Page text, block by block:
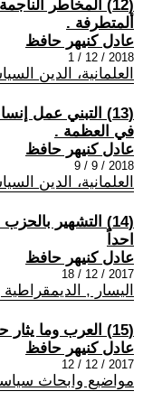
(12) المخاطر
ألمتطرفة .
عادل كنيهر حافظ
2018 / 12 / 1
العلمانية، الدين
(13) التبني عمل
في العظمة .
عادل كنيهر حافظ
2018 / 9 / 9
العلمانية، الدين
(14) التشهير
احداً
عادل كنيهر حافظ
2017 / 12 / 18
اليسار ,
(15) العرب وما يثار حول تأريخ تسميتهم ومنشأ لغتهم
عادل كنيهر حافظ
2017 / 12 / 12
مواضيع وابحاث